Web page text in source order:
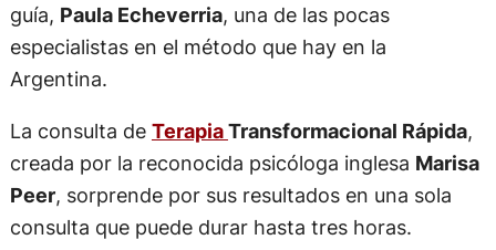
guía, Paula Echeverria, una de las pocas
especialistas en el método que hay en la
Argentina.
La consulta de TerapiaTransformacional Rápida,
creada por la reconocida psicóloga inglesa Marisa
Peer, sorprende por sus resultados en una sola
consulta que puede durar hasta tres horas.